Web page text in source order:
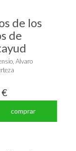
de los
de
Alvaro
comprar